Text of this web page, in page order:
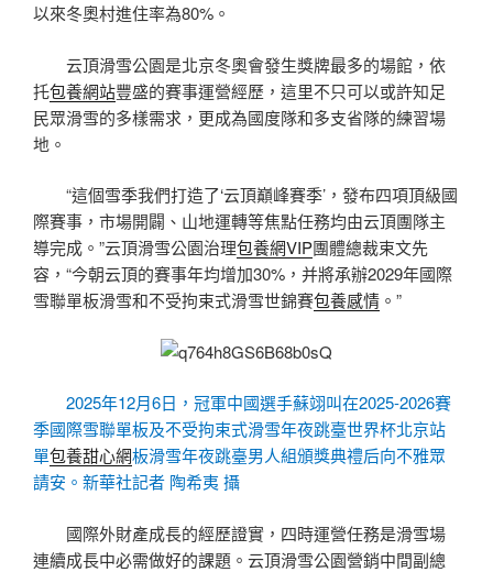
以來冬奧村進住率為80%。
云頂滑雪公園是北京冬奧會發生獎牌最多的場館，依
托包養網站豐盛的賽事運營經歷，這里不只可以或許知足
民眾滑雪的多樣需求，更成為國度隊和多支省隊的練習場
地。
“這個雪季我們打造了‘云頂巔峰賽季’，發布四項頂級國
際賽事，市場開闢、山地運轉等焦點任務均由云頂團隊主
導完成。”云頂滑雪公園治理包養網VIP團體總裁束文先
容，“今朝云頂的賽事年均增加30%，并將承辦2029年國際
雪聯單板滑雪和不受拘束式滑雪世錦賽包養感情 。”
2025年12月6日，冠軍中國選手蘇翊叫在2025-2026賽
季國際雪聯單板及不受拘束式滑雪年夜跳臺世界杯北京站
單包養甜心網板滑雪年夜跳臺男人組頒獎典禮后向不雅眾
請安。新華社記者 陶希夷 攝
國際外財產成長的經歷證實，四時運營任務是滑雪場
連續成長中必需做好的課題。云頂滑雪公園營銷中間副總